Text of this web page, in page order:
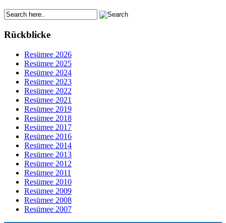
Rückblicke
Resümee 2026
Resümee 2025
Resümee 2024
Resümee 2023
Resümee 2022
Resümee 2021
Resümee 2019
Resümee 2018
Resümee 2017
Resümee 2016
Resümee 2014
Resümee 2013
Resümee 2012
Resümee 2011
Resümee 2010
Resümee 2009
Resümee 2008
Resümee 2007